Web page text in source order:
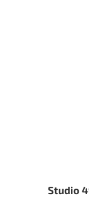
Studio